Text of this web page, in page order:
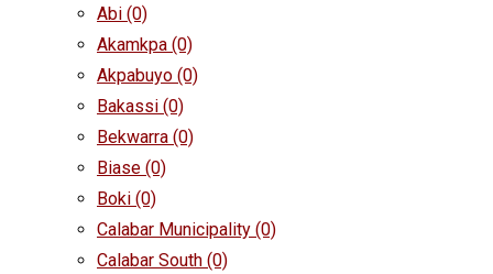
Abi (0)
Akamkpa (0)
Akpabuyo (0)
Bakassi (0)
Bekwarra (0)
Biase (0)
Boki (0)
Calabar Municipality (0)
Calabar South (0)